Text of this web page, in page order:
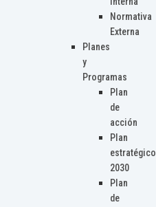
Normativa
Externa
Planes
y
Programas
Plan
de
acción
Plan
estratégico
2030
Plan
de